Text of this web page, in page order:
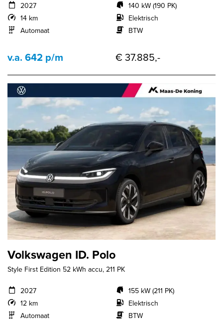
2027
14 km
Automaat
140 kW (190 PK)
Elektrisch
BTW
v.a. 642 p/m € 37.885,-
Volkswagen ID. Polo
Style First Edition 52 kWh accu, 211 PK
2027
12 km
Automaat
155 kW (211 PK)
Elektrisch
BTW